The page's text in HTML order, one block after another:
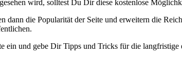
wird, solltest Du Dir diese kostenlose
dann die Popularität der Seite und erweitern die
ein und gebe Dir Tipps und Tricks für die